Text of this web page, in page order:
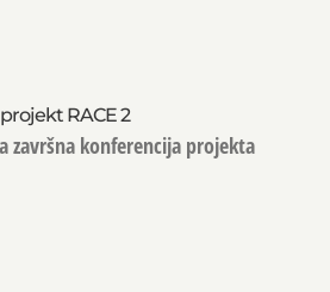
RACE 2
završna konferencija projekta